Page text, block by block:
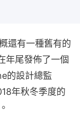
還有一種舊有的
年尾發佈了一個
的設計總監
年秋冬季度的